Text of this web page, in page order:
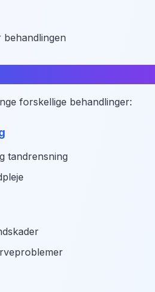
forskellige behandlinger:
tandrensning